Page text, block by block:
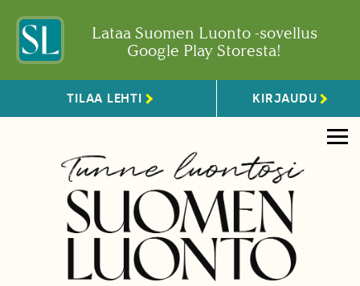
Lataa Suomen Luonto -sovellus
Google Play Storesta!
TILAA LEHTI KIRJAUDU